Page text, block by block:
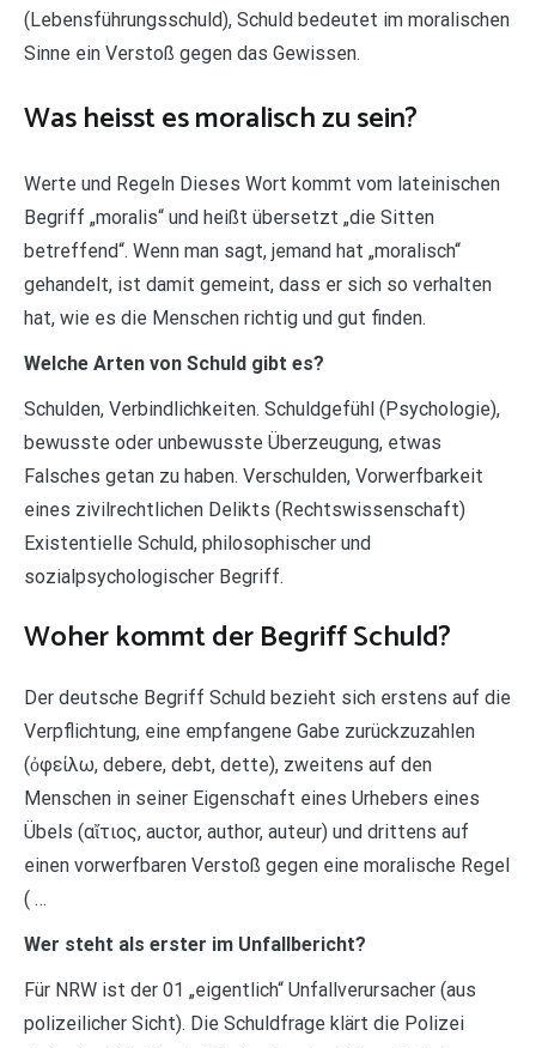
(Lebensführungsschuld), Schuld bedeutet im moralischen
Sinne ein Verstoß gegen das Gewissen.
Was heisst es moralisch zu sein?
Werte und Regeln Dieses Wort kommt vom lateinischen
Begriff „moralis“ und heißt übersetzt „die Sitten
betreffend“. Wenn man sagt, jemand hat „moralisch“
gehandelt, ist damit gemeint, dass er sich so verhalten
hat, wie es die Menschen richtig und gut finden.
Welche Arten von Schuld gibt es?
Schulden, Verbindlichkeiten. Schuldgefühl (Psychologie),
bewusste oder unbewusste Überzeugung, etwas
Falsches getan zu haben. Verschulden, Vorwerfbarkeit
eines zivilrechtlichen Delikts (Rechtswissenschaft)
Existentielle Schuld, philosophischer und
sozialpsychologischer Begriff.
Woher kommt der Begriff Schuld?
Der deutsche Begriff Schuld bezieht sich erstens auf die
Verpflichtung, eine empfangene Gabe zurückzuzahlen
(ὀφείλω, debere, debt, dette), zweitens auf den
Menschen in seiner Eigenschaft eines Urhebers eines
Übels (αἴτιος, auctor, author, auteur) und drittens auf
einen vorwerfbaren Verstoß gegen eine moralische Regel
( …
Wer steht als erster im Unfallbericht?
Für NRW ist der 01 „eigentlich“ Unfallverursacher (aus
polizeilicher Sicht). Die Schuldfrage klärt die Polizei